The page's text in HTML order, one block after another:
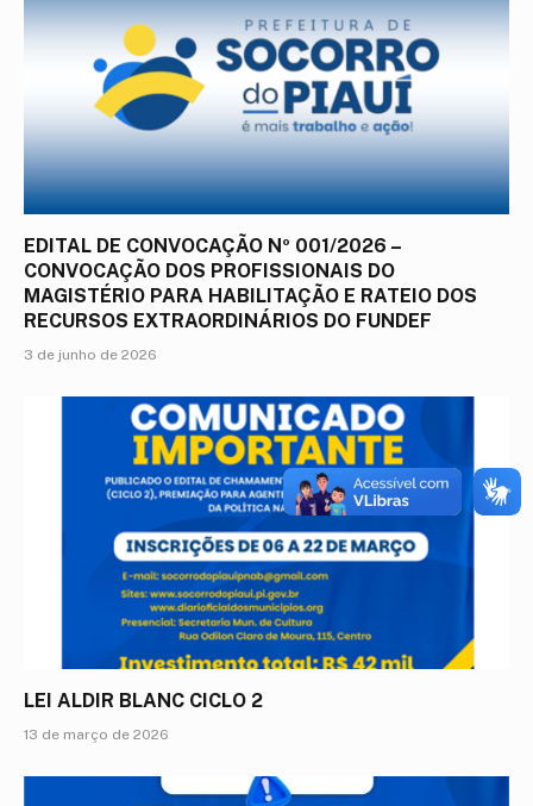
EDITAL DE CONVOCAÇÃO Nº 001/2026 –
CONVOCAÇÃO DOS PROFISSIONAIS DO
MAGISTÉRIO PARA HABILITAÇÃO E RATEIO DOS
RECURSOS EXTRAORDINÁRIOS DO FUNDEF
3 de junho de 2026
LEI ALDIR BLANC CICLO 2
13 de março de 2026